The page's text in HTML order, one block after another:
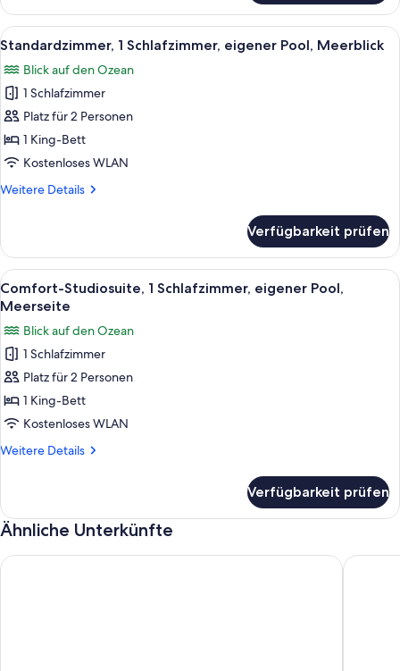
Zimmer,
eigener
Pool,
Alle
Fotos
für
Standardzimmer,
1
Schlafzimmer,
eigener
Meerblick
Ein Schlafzimmer mit einem großen
3
Standardzimmer, 1 Schlafzimmer, eigener Pool, Meerblick
Blick auf den Ozean
1 Schlafzimmer
Platz für 2 Personen
1 King-Bett
Kostenloses WLAN
Weitere Details
Weitere
1
Schlafzimmer,
eigener
Pool,
Verfügbarkeit prüfen
Alle
Fotos
Comfort-
Studiosuite,
1
Schlafzimmer,
eigener
Pool,
Ein Schlafzimmer mit Bett, einem
5
Comfort-Studiosuite, 1 Schlafzimmer, eigener Pool,
Meerseite
Blick auf den Ozean
1 Schlafzimmer
Platz für 2 Personen
1 King-Bett
Kostenloses WLAN
Weitere Details
Weitere
Studiosuite,
1
eigener
Verfügbarkeit prüfen
Ähnliche Unterkünfte
Charming Playa Las Tortugas Villa Kavalá